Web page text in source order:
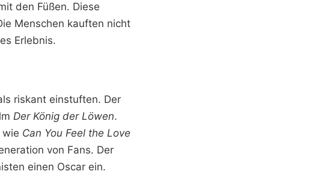
den Füßen. Diese
Menschen kauften nicht
Erlebnis.
riskant einstuften. Der
Der König der Löwen.
wie Can You Feel the Love
von Fans. Der
einen Oscar ein.